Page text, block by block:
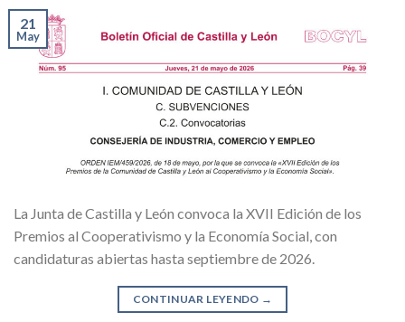
21
May
La Junta de Castilla y León convoca la XVII Edición de los
Premios al Cooperativismo y la Economía Social, con
candidaturas abiertas hasta septiembre de 2026.
CONTINUAR LEYENDO →